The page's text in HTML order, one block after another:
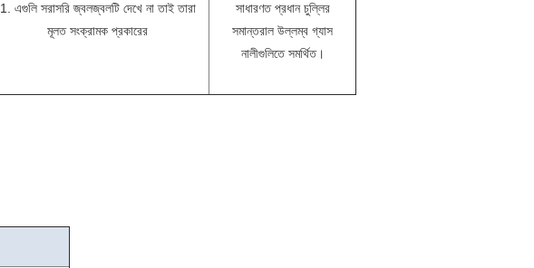
1. এগুলি সরাসরি জ্বলজ্বলটি দেখে না তাই তারা
মূলত সংক্রামক প্রকারের
সাধারণত প্রধান চুল্লির
সমান্তরাল উল্লম্ব গ্যাস
নালীগুলিতে সমর্থিত।